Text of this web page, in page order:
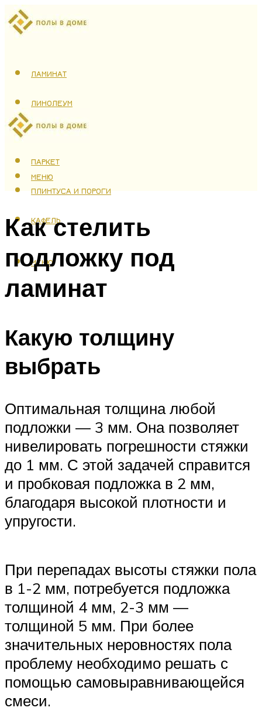
ЛАМИНАТ
ЛИНОЛЕУМ
ТЕПЛЫЙ ПОЛ
ПАРКЕТ
ПЛИНТУСА И ПОРОГИ
КАФЕЛЬ
МЕНЮ
МЕНЮ
Как стелить
подложку под
ламинат
Какую толщину
выбрать
Оптимальная толщина любой
подложки — 3 мм. Она позволяет
нивелировать погрешности стяжки
до 1 мм. С этой задачей справится
и пробковая подложка в 2 мм,
благодаря высокой плотности и
упругости.
При перепадах высоты стяжки пола
в 1-2 мм, потребуется подложка
толщиной 4 мм, 2-3 мм —
толщиной 5 мм. При более
значительных неровностях пола
проблему необходимо решать с
помощью самовыравнивающейся
смеси.